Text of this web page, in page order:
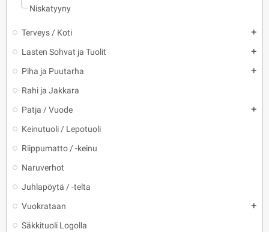
Niskatyyny
Terveys / Koti add
Lasten Sohvat ja Tuolit add
Piha ja Puutarha add
Rahi ja Jakkara
Patja / Vuode
add
Keinutuoli / Lepotuoli
Riippumatto / -keinu
Naruverhot
Juhlapöytä / -telta
Vuokrataan
add
Säkkituoli Logolla